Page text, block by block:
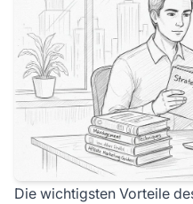
Die wichtigsten Vorteile